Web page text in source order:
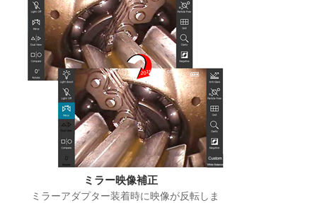
ミラー映像補正
ミラーアダプター装着時に映像が反転しま